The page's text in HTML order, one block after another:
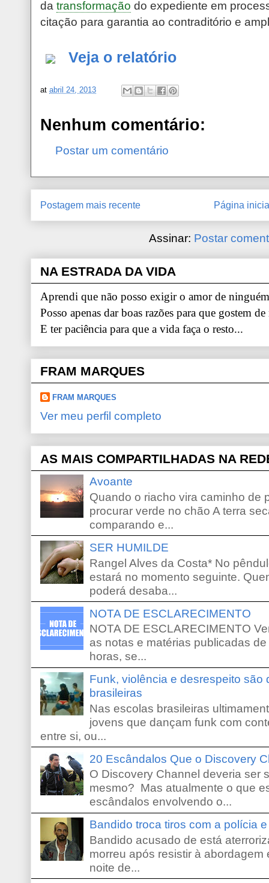
da transformação do expediente em
citação para garantia ao contraditório e
Veja o relatório
at abril 24, 2013
Nenhum comentário:
Postar um comentário
Postagem mais recente Página
Assinar: Postar
NA ESTRADA DA VIDA
Aprendi que não posso exigir o amor de
Posso apenas dar boas razões para que gostem
E ter paciência para que a vida faça o resto...
FRAM MARQUES
FRAM MARQUES
Ver meu perfil completo
AS MAIS COMPARTILHADAS NA
Avoante
Quando o riacho vira caminho de
procurar verde no chão A terra
comparando e...
SER HUMILDE
Rangel Alves da Costa* No
estará no momento seguinte.
poderá desaba...
NOTA DE ESCLARECIMENTO
NOTA DE ESCLARECIMENTO
as notas e matérias publicadas
horas, se...
Funk, violência e desrespeito são
brasileiras
Nas escolas brasileiras
jovens que dançam funk com
entre si, ou...
20 Escândalos Que o Discovery
O Discovery Channel deveria ser
mesmo? Mas atualmente o que
escândalos envolvendo o...
Bandido troca tiros com a polícia
Bandido acusado de está
morreu após resistir à
noite de...